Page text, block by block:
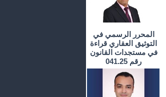
المحرر الرسمي في
التوثيق العقاري قراءة
في مستجدات القانون
رقم 041.25